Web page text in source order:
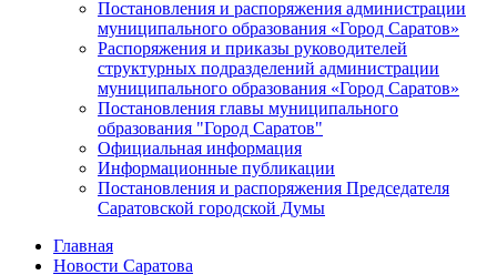
Постановления и распоряжения администрации
муниципального образования «Город Саратов»
Распоряжения и приказы руководителей
структурных подразделений администрации
муниципального образования «Город Саратов»
Постановления главы муниципального
образования "Город Саратов"
Официальная информация
Информационные публикации
Постановления и распоряжения Председателя
Саратовской городской Думы
Главная
Новости Саратова